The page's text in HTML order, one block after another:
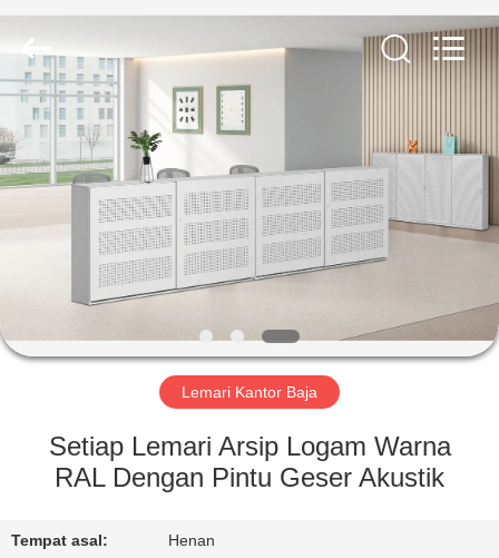
RUMAH
PRODUK
TENTANG
KAMI
TUR
KONTROL
Ouzheng
Rights
Reserved.
Lemari Kantor Baja
Setiap Lemari Arsip Logam Warna
RAL Dengan Pintu Geser Akustik
Tempat asal: Henan